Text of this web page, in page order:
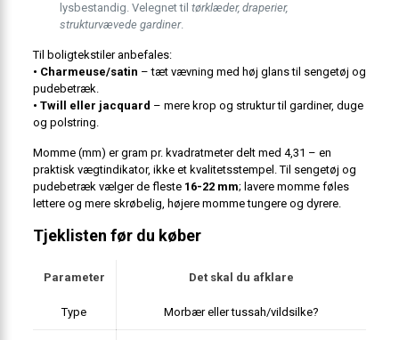
lysbestandig. Velegnet til tørklæder, draperier,
strukturvævede gardiner.
Til boligtekstiler anbefales:
• Charmeuse/satin – tæt vævning med høj glans til sengetøj og
pudebetræk.
• Twill eller jacquard – mere krop og struktur til gardiner, duge
og polstring.
Momme (mm) er gram pr. kvadratmeter delt med 4,31 – en
praktisk vægt­indikator, ikke et kvalitetsstempel. Til sengetøj og
pudebetræk vælger de fleste 16-22 mm; lavere momme føles
lettere og mere skrøbelig, højere momme tungere og dyrere.
Tjeklisten før du køber
Parameter Det skal du afklare
Type Morbær eller tussah/vildsilke?